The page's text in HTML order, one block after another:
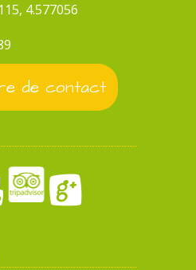
4.577056
de contact